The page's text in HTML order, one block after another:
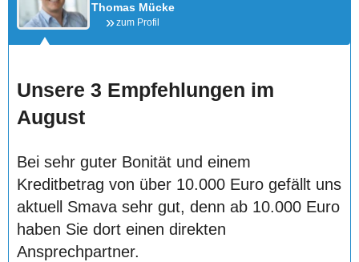
Thomas Mücke
zum Profil
Unsere 3 Empfehlungen im
August
Bei sehr guter Bonität und einem
Kreditbetrag von über 10.000 Euro gefällt uns
aktuell Smava sehr gut, denn ab 10.000 Euro
haben Sie dort einen direkten
Ansprechpartner.